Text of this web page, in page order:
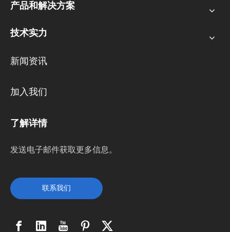
产品和解决方案
技术实力
新闻资讯
加入我们
了解详情
发送电子邮件获取更多信息。
联系我们